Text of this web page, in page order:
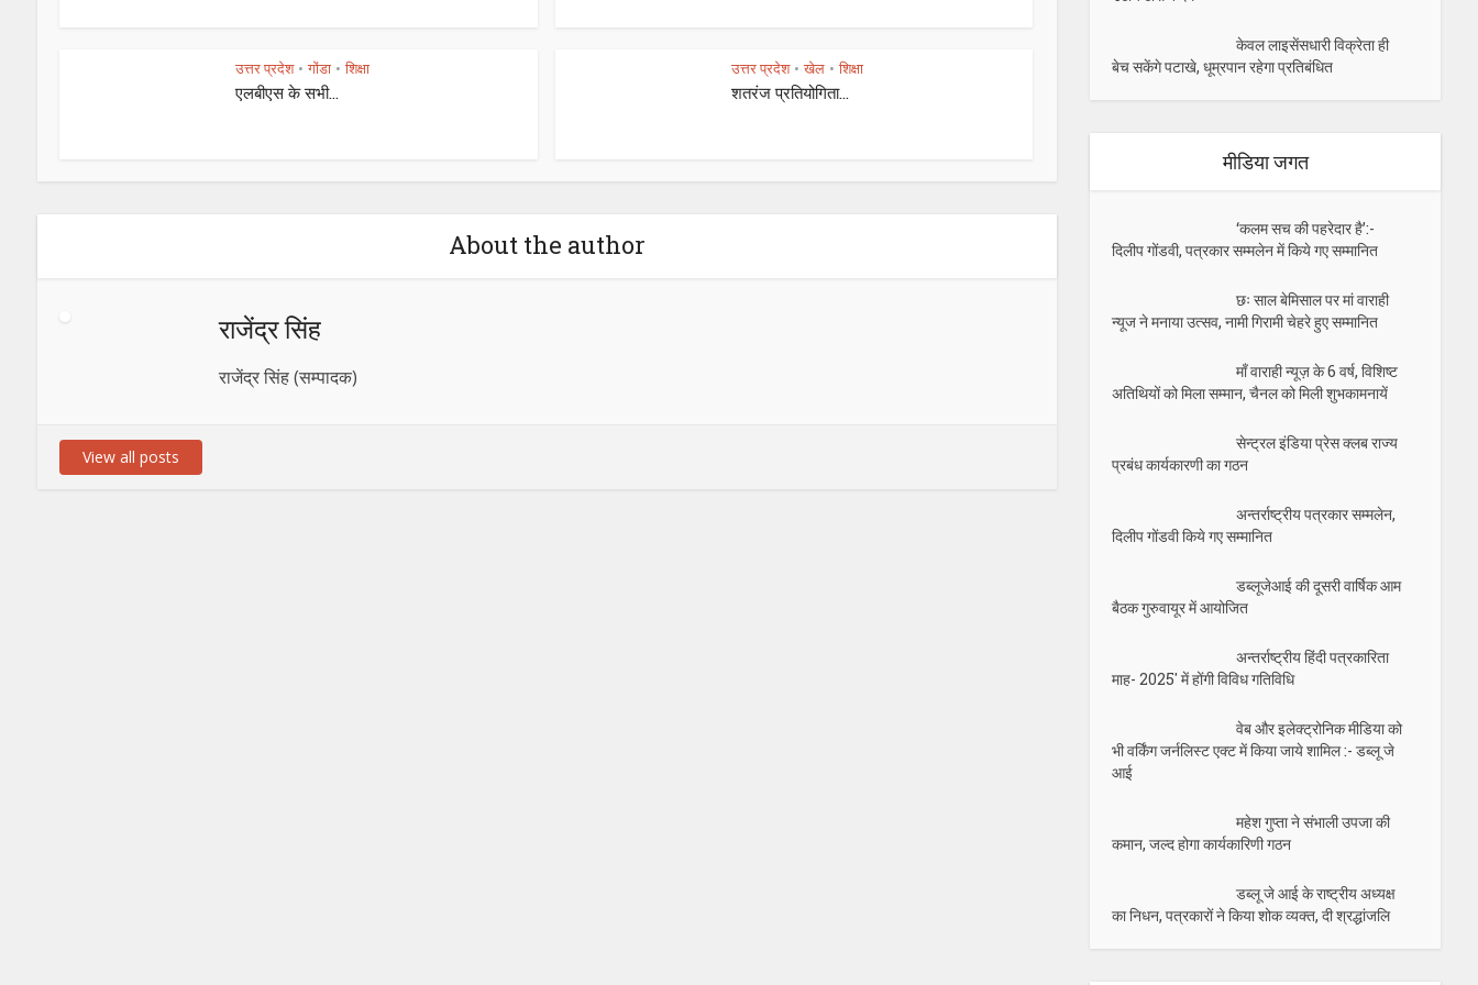
उत्तर प्रदेश • गोंडा • शिक्षा
एलबीएस के सभी...
उत्तर प्रदेश • खेल • शिक्षा
शतरंज प्रतियोगिता...
About the author
राजेंद्र सिंह
राजेंद्र सिंह (सम्पादक)
View all posts
केवल लाइसेंसधारी विक्रेता ही
बेच सकेंगे पटाखे, धूम्रपान रहेगा प्रतिबंधित
मीडिया जगत
‘कलम सच की पहरेदार है’:-
दिलीप गोंडवी, पत्रकार सम्मलेन में किये गए सम्मानित
छः साल बेमिसाल पर मां वाराही
न्यूज ने मनाया उत्सव, नामी गिरामी चेहरे हुए सम्मानित
माँ वाराही न्यूज़ के 6 वर्ष, विशिष्ट
अतिथियों को मिला सम्मान, चैनल को मिली शुभकामनायें
सेन्ट्रल इंडिया प्रेस क्लब राज्य
प्रबंध कार्यकारणी का गठन
अन्तर्राष्ट्रीय पत्रकार सम्मलेन,
दिलीप गोंडवी किये गए सम्मानित
डब्लूजेआई की दूसरी वार्षिक आम
बैठक गुरुवायूर में आयोजित
अन्तर्राष्ट्रीय हिंदी पत्रकारिता
माह- 2025′ में होंगी विविध गतिविधि
वेब और इलेक्ट्रोनिक मीडिया को
भी वर्किंग जर्नलिस्ट एक्ट में किया जाये शामिल :- डब्लू जे
आई
महेश गुप्ता ने संभाली उपजा की
कमान, जल्द होगा कार्यकारिणी गठन
डब्लू जे आई के राष्ट्रीय अध्यक्ष
का निधन, पत्रकारों ने किया शोक व्यक्त, दी श्रद्धांजलि